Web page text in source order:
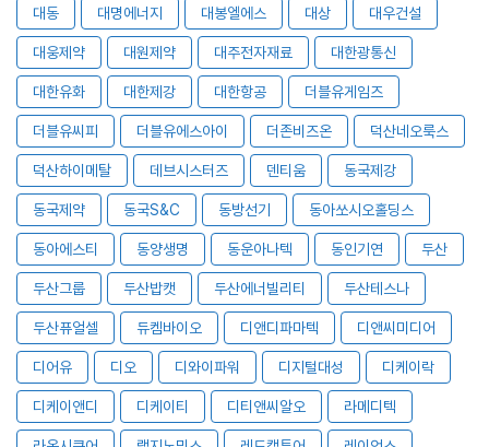
대동 대명에너지 대봉엘에스 대상 대우건설
대웅제약 대원제약 대주전자재료 대한광통신
대한유화 대한제강 대한항공 더블유게임즈
더블유씨피 더블유에스아이 더존비즈온 덕산네오룩스
덕산하이메탈 데브시스터즈 덴티움 동국제강
동국제약 동국S&C 동방선기 동아쏘시오홀딩스
동아에스티 동양생명 동운아나텍 동인기연 두산
두산그룹 두산밥캣 두산에너빌리티 두산테스나
두산퓨얼셀 듀켐바이오 디앤디파마텍 디앤씨미디어
디어유 디오 디와이파워 디지털대성 디케이락
디케이앤디 디케이티 디티앤씨알오 라메디텍